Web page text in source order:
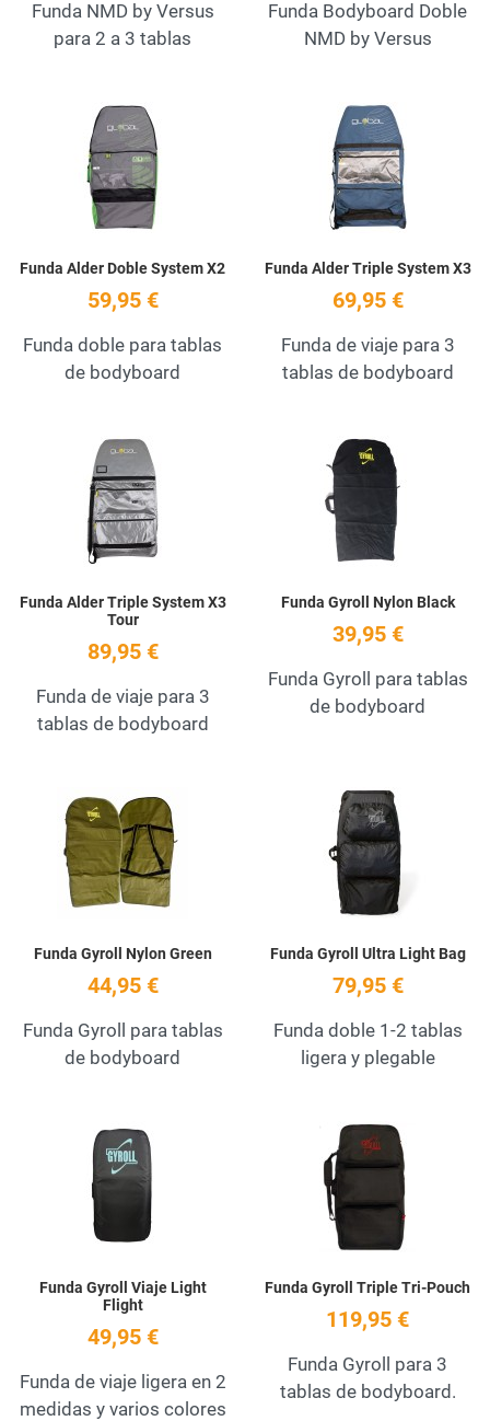
Funda NMD by Versus
para 2 a 3 tablas
Funda Bodyboard Doble
NMD by Versus
Add to Wishlist
Funda Alder Doble System X2
59,95 €
Funda doble para tablas
de bodyboard
Funda Alder Triple System X3
69,95 €
Funda de viaje para 3
tablas de bodyboard
Add to Wishlist
Funda Alder Triple System X3
Tour
89,95 €
Funda de viaje para 3
tablas de bodyboard
Funda Gyroll Nylon Black
39,95 €
Funda Gyroll para tablas
de bodyboard
Add to Wishlist
Funda Gyroll Nylon Green
44,95 €
Funda Gyroll para tablas
de bodyboard
Funda Gyroll Ultra Light Bag
79,95 €
Funda doble 1-2 tablas
ligera y plegable
Add to Wishlist
Quick View
Funda Gyroll Viaje Light
Flight
49,95 €
Funda de viaje ligera en 2
medidas y varios colores
Funda Gyroll Triple Tri-Pouch
119,95 €
Funda Gyroll para 3
tablas de bodyboard.